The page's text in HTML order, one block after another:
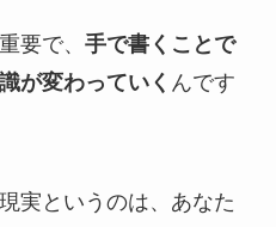
要で、 手で書くことで
が変わっていく んです
実というのは、あなた